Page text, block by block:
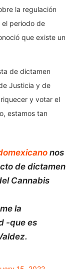
la regulación
periodo de
que existe un
de dictamen
Justicia y de
y votar el
estamos tan
nos
de dictamen
Cannabis
la
-que es